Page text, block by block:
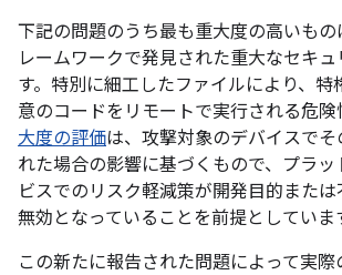
下記の問題のうち最も重大度の高いもの
レームワークで発見された重大なセキ
す。特別に細工したファイルにより、特
意のコードをリモートで実行される危険
大度の評価は、攻撃対象のデバイスで
れた場合の影響に基づくもので、プラッ
ビスでのリスク軽減策が開発目的または
無効となっていることを前提としていま
この新たに報告された問題によって実際